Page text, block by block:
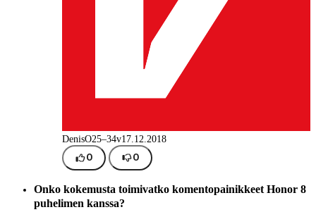
DenisO25–34v17.12.2018
0 0
Onko kokemusta toimivatko komentopainikkeet Honor 8
puhelimen kanssa?